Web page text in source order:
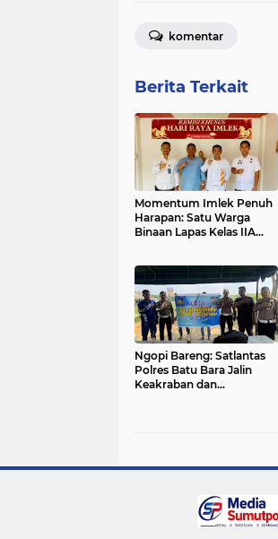
komentar
Berita Terkait
Momentum Imlek Penuh
Harapan: Satu Warga
Binaan Lapas Kelas IIA
Ngopi Bareng: Satlantas
Polres Batu Bara Jalin
Keakraban dan